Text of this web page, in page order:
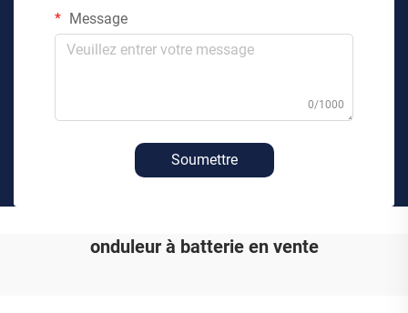
Message
0/1000
Soumettre
onduleur à batterie en vente